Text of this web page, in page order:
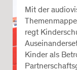
Mit der
regt
Kinder als